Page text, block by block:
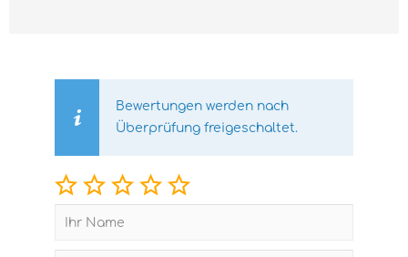
Bewertungen werden nach
Überprüfung freigeschaltet.